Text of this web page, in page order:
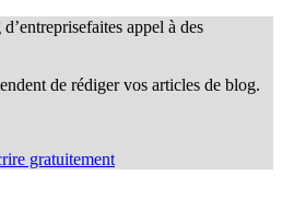
faites appel à des
de rédiger vos articles de blog.
gratuitement